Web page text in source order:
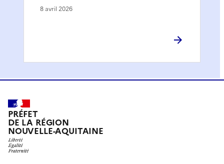
8 avril 2026
PRÉFET
DE LA RÉGION
NOUVELLE-AQUITAINE